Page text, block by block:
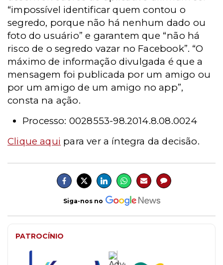
“impossível identificar quem contou o
segredo, porque não há nenhum dado ou
foto do usuário” e garantem que “não há
risco de o segredo vazar no Facebook”. “O
máximo de informação divulgada é que a
mensagem foi publicada por um amigo ou
por um amigo de um amigo no app”,
consta na ação.
Processo: 0028553-98.2014.8.08.0024
Clique aqui para ver a íntegra da decisão.
Siga-nos no
PATROCÍNIO